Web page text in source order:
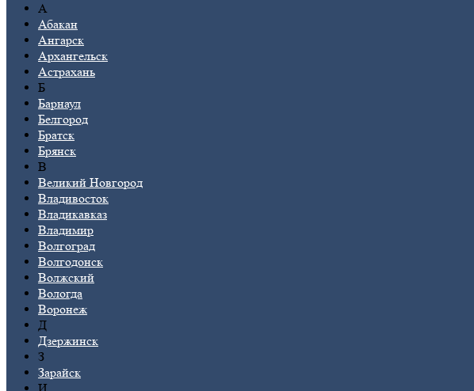
А
Абакан
Ангарск
Архангельск
Астрахань
Б
Барнаул
Белгород
Братск
Брянск
В
Великий Новгород
Владивосток
Владикавказ
Владимир
Волгоград
Волгодонск
Волжский
Вологда
Воронеж
Д
Дзержинск
З
Зарайск